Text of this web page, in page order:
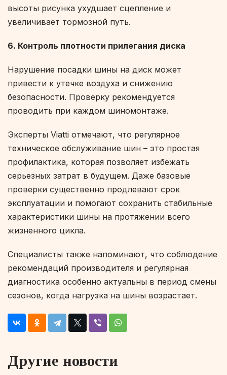
высоты рисунка ухудшает сцепление и
увеличивает тормозной путь.
6. Контроль плотности прилегания диска
Нарушение посадки шины на диск может
привести к утечке воздуха и снижению
безопасности. Проверку рекомендуется
проводить при каждом шиномонтаже.
Эксперты Viatti отмечают, что регулярное
техническое обслуживание шин – это простая
профилактика, которая позволяет избежать
серьезных затрат в будущем. Даже базовые
проверки существенно продлевают срок
эксплуатации и помогают сохранить стабильные
характеристики шины на протяжении всего
жизненного цикла.
Специалисты также напоминают, что соблюдение
рекомендаций производителя и регулярная
диагностика особенно актуальны в период смены
сезонов, когда нагрузка на шины возрастает.
Другие новости